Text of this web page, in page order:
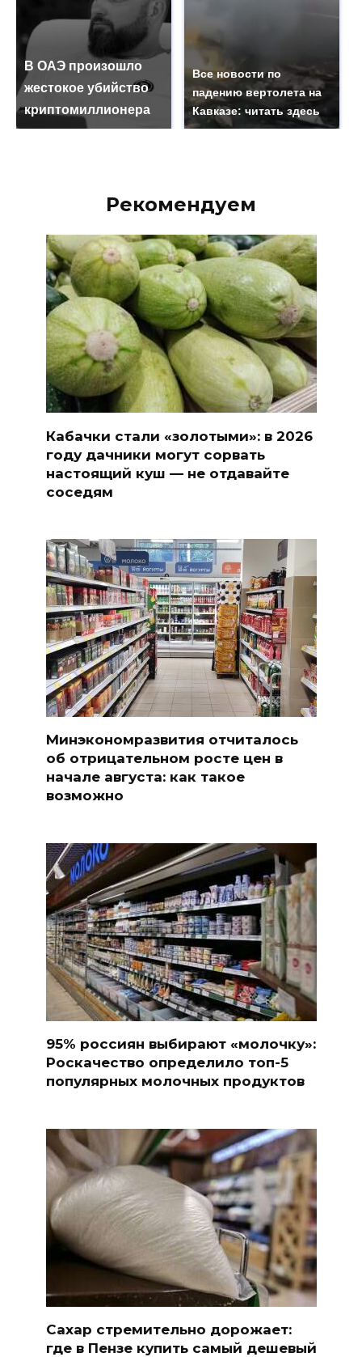
В ОАЭ произошло
жестокое убийство
криптомиллионера
Все новости по
падению вертолета на
Кавказе: читать здесь
Рекомендуем
Кабачки стали «золотыми»: в 2026
году дачники могут сорвать
настоящий куш — не отдавайте
соседям
Минэкономразвития отчиталось
об отрицательном росте цен в
начале августа: как такое
возможно
95% россиян выбирают «молочку»:
Роскачество определило топ-5
популярных молочных продуктов
Сахар стремительно дорожает:
где в Пензе купить самый дешевый